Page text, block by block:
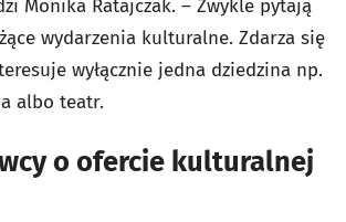
Monika Ratajczak. – Zwykle pytają
wydarzenia kulturalne. Zdarza się
wyłącznie jedna dziedzina np.
albo teatr.
o ofercie kulturalnej